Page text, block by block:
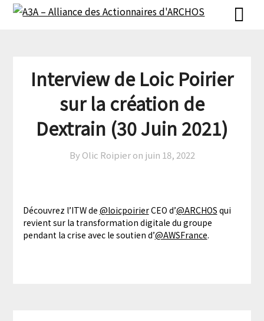
Skip
Skip
Interview de Loic Poirier
sur la création de
Dextrain (30 Juin 2021)
By Olic Roipier on juin 18, 2022
Découvrez l’ITW de @loicpoirierCEO d’@ARCHOS qui
revient sur la transformation digitale du groupe
pendant la crise avec le soutien d’@AWSFrance.